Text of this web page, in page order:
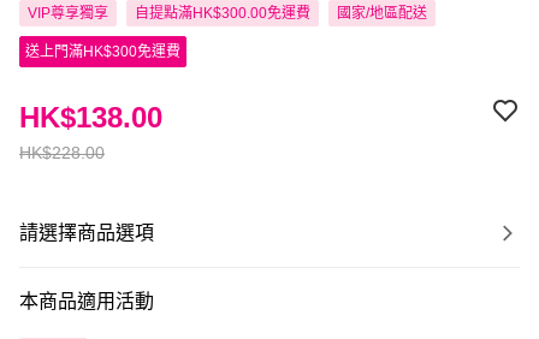
VIP尊享獨享 自提點滿HK$300.00免運費 國家/地區配送
送上門滿HK$300免運費
HK$228.00
HK$138.00
請選擇商品選項
本商品適用活動